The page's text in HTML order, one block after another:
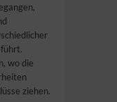
wo die
ziehen.